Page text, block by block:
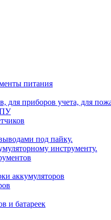
питания
для приборов учета, для
под пайку.
инструменту.
аккумуляторов
и батареек